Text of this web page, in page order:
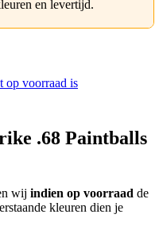
en levertijd.
op voorraad is
.68 Paintballs
wij indien op voorraad de
kleuren dien je